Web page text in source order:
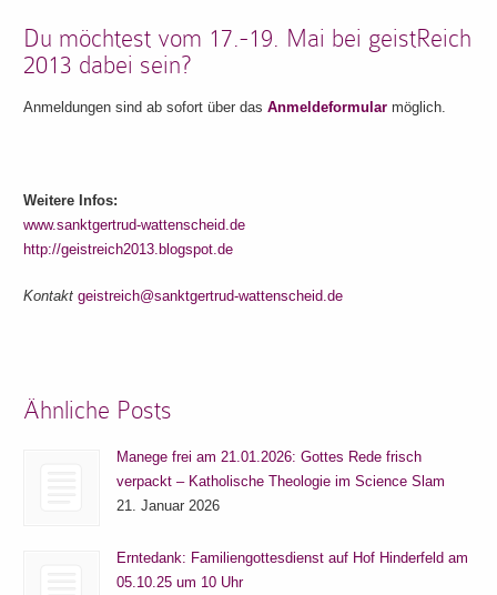
Du möchtest vom 17.-19. Mai bei geistReich
2013 dabei sein?
Anmeldungen sind ab sofort über dasAnmeldeformular möglich.
Weitere Infos:
www.sanktgertrud-wattenscheid.de
http://geistreich2013.blogspot.de
Kontaktgeistreich@sanktgertrud-wattenscheid.de
Ähnliche Posts
Manege frei am 21.01.2026: Gottes Rede frisch
verpackt – Katholische Theologie im Science Slam
21. Januar 2026
Erntedank: Familiengottesdienst auf Hof Hinderfeld am
05.10.25 um 10 Uhr